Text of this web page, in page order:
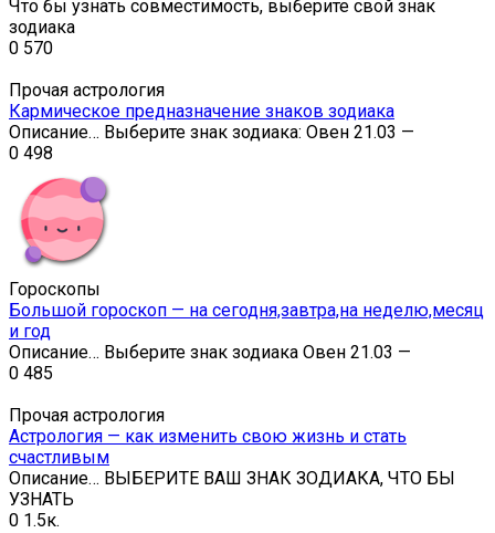
Что бы узнать совместимость, выберите свой знак
зодиака
0 570
Прочая астрология
Кармическое предназначение знаков зодиака
Описание… Выберите знак зодиака: Овен 21.03 —
0 498
Гороскопы
Большой гороскоп — на сегодня,завтра,на неделю,месяц
и год
Описание… Выберите знак зодиака Овен 21.03 —
0 485
Прочая астрология
Астрология — как изменить свою жизнь и стать
счастливым
Описание… ВЫБЕРИТЕ ВАШ ЗНАК ЗОДИАКА, ЧТО БЫ
УЗНАТЬ
0 1.5к.